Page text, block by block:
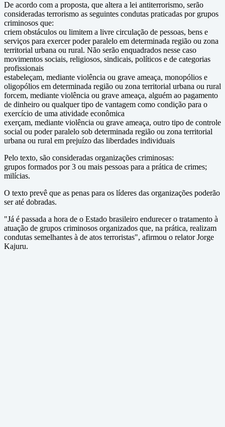
De acordo com a proposta, que altera a lei antiterrorismo, serão
consideradas terrorismo as seguintes condutas praticadas por grupos
criminosos que:
criem obstáculos ou limitem a livre circulação de pessoas, bens e
serviços para exercer poder paralelo em determinada região ou zona
territorial urbana ou rural. Não serão enquadrados nesse caso
movimentos sociais, religiosos, sindicais, políticos e de categorias
profissionais
estabeleçam, mediante violência ou grave ameaça, monopólios e
oligopólios em determinada região ou zona territorial urbana ou rural
forcem, mediante violência ou grave ameaça, alguém ao pagamento
de dinheiro ou qualquer tipo de vantagem como condição para o
exercício de uma atividade econômica
exerçam, mediante violência ou grave ameaça, outro tipo de controle
social ou poder paralelo sob determinada região ou zona territorial
urbana ou rural em prejuízo das liberdades individuais
Pelo texto, são consideradas organizações criminosas:
grupos formados por 3 ou mais pessoas para a prática de crimes;
milícias.
O texto prevê que as penas para os líderes das organizações poderão
ser até dobradas.
"Já é passada a hora de o Estado brasileiro endurecer o tratamento à
atuação de grupos criminosos organizados que, na prática, realizam
condutas semelhantes à de atos terroristas", afirmou o relator Jorge
Kajuru.